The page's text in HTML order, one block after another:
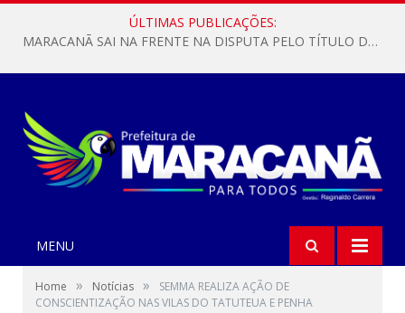
ÚLTIMAS PUBLICAÇÕES:
MARACANÃ SAI NA FRENTE NA DISPUTA PELO TÍTULO DA COPA PARÁ SUB-17!
MENU
Home » Notícias »
SEMMA REALIZA AÇÃO DE
CONSCIENTIZAÇÃO NAS VILAS DO TATUTEUA E PENHA